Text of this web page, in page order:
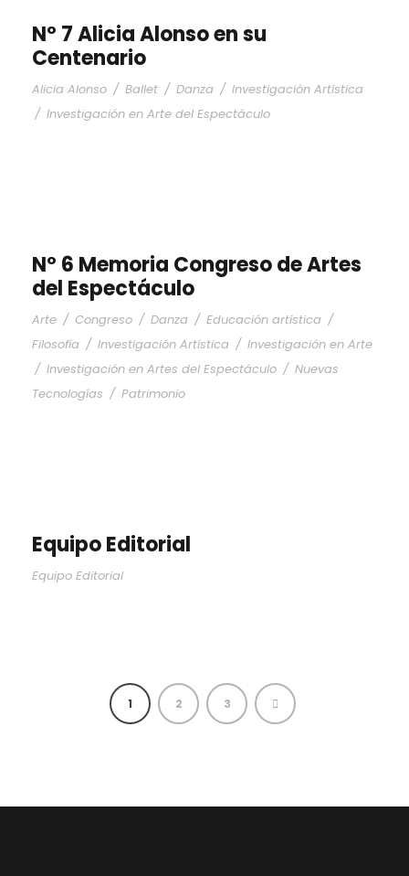
Nº 7 Alicia Alonso en su
Centenario
Alicia Alonso / Ballet / Danza / Investigación Artística
/ Investigación en Arte del Espectáculo
Nº 6 Memoria Congreso de Artes
del Espectáculo
Arte / Congreso / Danza / Educación artística /
Filosofía / Investigación Artística / Investigación en Arte
/ Investigación en Artes del Espectáculo / Nuevas
Tecnologías / Patrimonio
Equipo Editorial
Equipo Editorial
1 2 3